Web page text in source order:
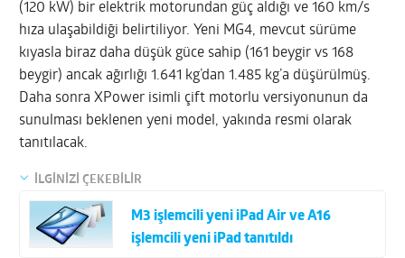
(120 kW) bir elektrik motorundan güç aldığı ve 160 km/s
hıza ulaşabildiği belirtiliyor. Yeni MG4, mevcut sürüme
kıyasla biraz daha düşük güce sahip (161 beygir vs 168
beygir) ancak ağırlığı 1.641 kg’dan 1.485 kg’a düşürülmüş.
Daha sonra XPower isimli çift motorlu versiyonunun da
sunulması beklenen yeni model, yakında resmi olarak
tanıtılacak.
İLGİNİZİ ÇEKEBİLİR
M3 işlemcili yeni iPad Air ve A16
işlemcili yeni iPad tanıtıldı